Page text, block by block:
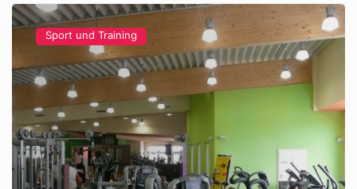
Sport und Training